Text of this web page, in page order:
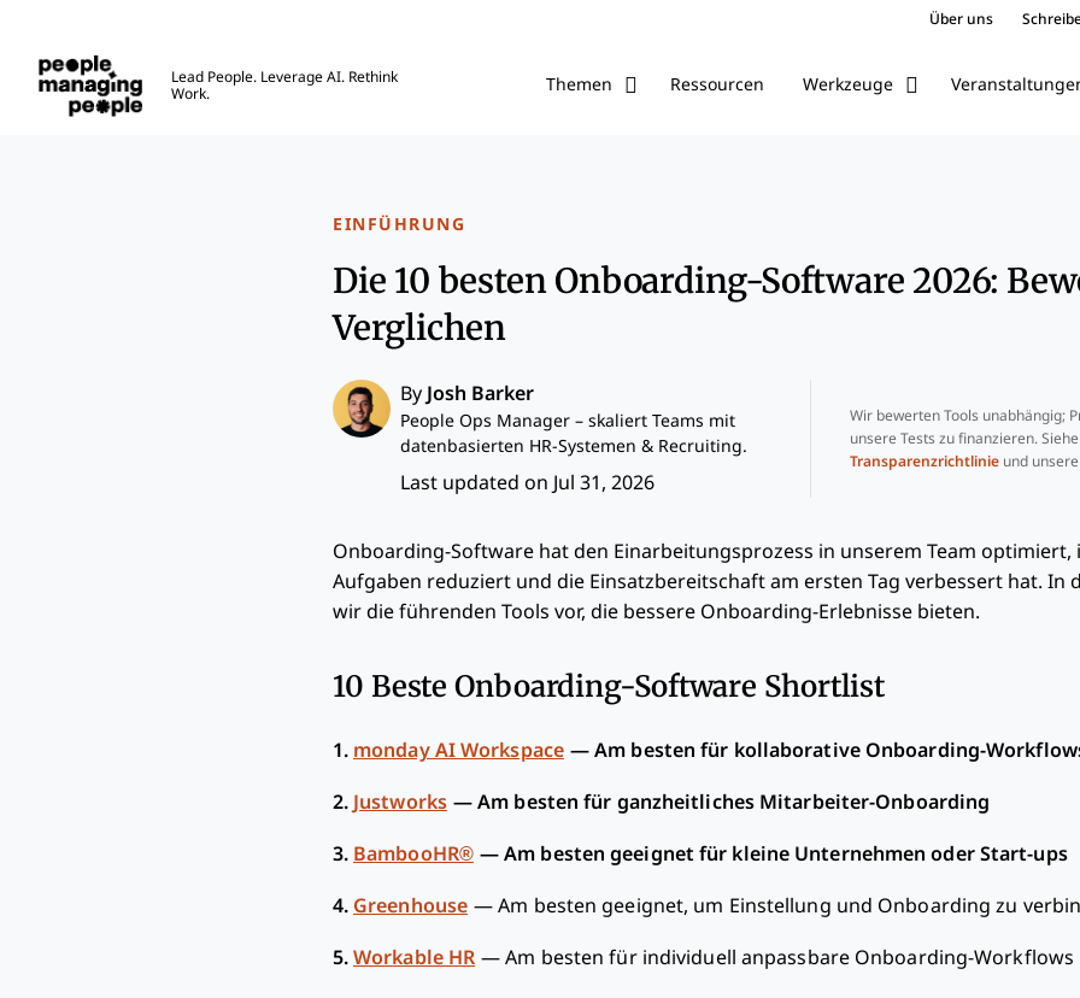
Über uns
Lead People. Leverage AI. Rethink
Work.
Themen Ressourcen Werkzeuge
EINFÜHRUNG
Die 10 besten Onboarding-Software 2026:
Verglichen
By Josh Barker
People Ops Manager – skaliert Teams mit
datenbasierten HR-Systemen & Recruiting.
Last updated on Jul 31, 2026
Wir bewerten Tools unabhängig;
unsere Tests zu finanzieren.
Transparenzrichtlinieund unsere
Onboarding-Software hat den Einarbeitungsprozess in unserem Team optimiert,
Aufgaben reduziert und die Einsatzbereitschaft am ersten Tag verbessert hat. In
wir die führenden Tools vor, die bessere Onboarding-Erlebnisse bieten.
10 Beste Onboarding-Software Shortlist
1. monday AI Workspace —Am besten für kollaborative Onboarding-
2. Justworks —Am besten für ganzheitliches Mitarbeiter-Onboarding
3. BambooHR® —Am besten geeignet für kleine Unternehmen oder Start-ups
4. Greenhouse —Am besten geeignet, um Einstellung und Onboarding zu
5. Workable HR —Am besten für individuell anpassbare Onboarding-Workflows